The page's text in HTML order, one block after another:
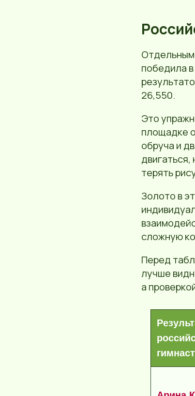
Отдельным
победила
26,550.
Это
площадке
обруча и
терять
Золото в
сложную
Перед
лучше
а